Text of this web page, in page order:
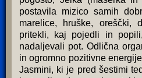
postavila mizico samih
marelice, hruške, oreščki,
pritekli, kaj pojedli in
nadaljevali pot. Odlična
in ogromno pozitivne
Jasmini, ki je pred šestimi